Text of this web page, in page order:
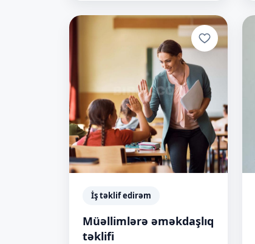
İş təklif edirəm
Müəllimlərə əməkdaşlıq
təklifi